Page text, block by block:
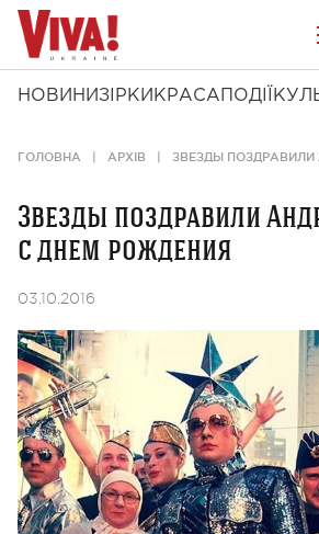
НОВИНИ ЗІРКИ КРАСА ПОДІЇ
ГОЛОВНА АРХІВ ЗВЕЗДЫ
Звезды поздравили
с днем рождения
03.10.2016